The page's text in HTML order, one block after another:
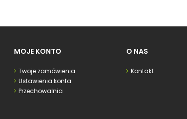
MOJE KONTO
Twoje zamówienia
Ustawienia konta
Przechowalnia
O NAS
Kontakt